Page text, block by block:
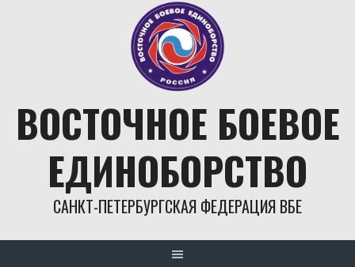
ВОСТОЧНОЕ БОЕВОЕ
ЕДИНОБОРСТВО
САНКТ-ПЕТЕРБУРГСКАЯ ФЕДЕРАЦИЯ ВБЕ